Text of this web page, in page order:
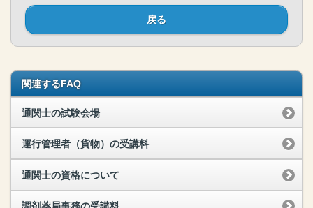
戻る
関連するFAQ
通関士の試験会場
運行管理者（貨物）の受講料
通関士の資格について